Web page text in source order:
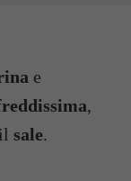
e
,
sale.